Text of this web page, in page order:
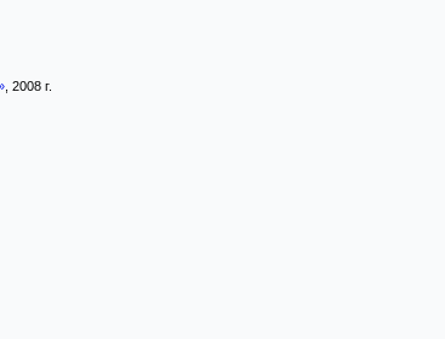
, 2008 г.